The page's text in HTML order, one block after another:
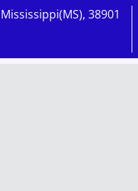
38901